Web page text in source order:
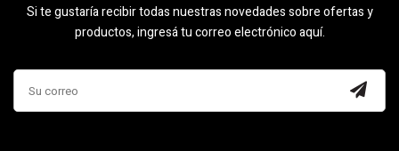
Si te gustaría recibir todas nuestras novedades sobre ofertas y
productos, ingresá tu correo electrónico aquí.